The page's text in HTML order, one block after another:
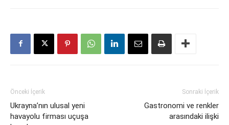
Önceki İçerik
Ukrayna’nın ulusal yeni
havayolu firması uçuşa
Sonraki İçerik
Gastronomi ve renkler
arasındaki ilişki